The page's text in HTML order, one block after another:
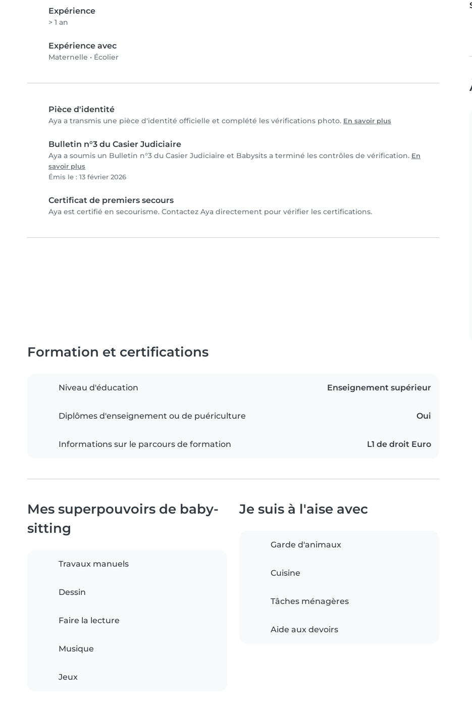
Expérience
> 1 an
Expérience avec
Maternelle • Écolier
Pièce d'identité
Aya a transmis une pièce d'identité officielle et complété les vérifications photo. En savoir plus
Bulletin n°3 du Casier Judiciaire
Aya a soumis un Bulletin n°3 du Casier Judiciaire et Babysits a terminé les contrôles de vérification. En
savoir plus
Émis le : 13 février 2026
Certificat de premiers secours
Aya est certifié en secourisme. Contactez Aya directement pour vérifier les certifications.
Formation et certifications
Niveau d'éducation Enseignement supérieur
Diplômes d'enseignement ou de puériculture Oui
Informations sur le parcours de formation L1 de droit Euro
Mes superpouvoirs de baby-
sitting
Travaux manuels
Dessin
Faire la lecture
Musique
Jeux
Je suis à l'aise avec
Garde d'animaux
Cuisine
Tâches ménagères
Aide aux devoirs